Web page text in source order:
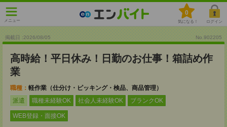
メニュー
0
気になる！ ログイン
掲載日 :2026/08/05 No.902205
高時給！平日休み！日勤のお仕事！箱詰め作
業
職種： 軽作業（仕分け・ピッキング・検品、商品管理）
派遣
職種未経験OK 社会人未経験OK ブランクOK
WEB登録・面接OK